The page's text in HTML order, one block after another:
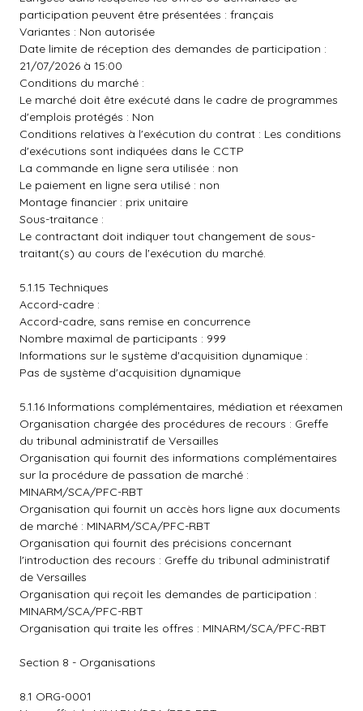
participation peuvent être présentées : français
Variantes : Non autorisée
Date limite de réception des demandes de participation :
21/07/2026 à 15:00
Conditions du marché :
Le marché doit être exécuté dans le cadre de programmes
d'emplois protégés : Non
Conditions relatives à l'exécution du contrat : Les conditions
d'exécutions sont indiquées dans le CCTP
La commande en ligne sera utilisée : non
Le paiement en ligne sera utilisé : non
Montage financier : prix unitaire
Sous-traitance :
Le contractant doit indiquer tout changement de sous-
traitant(s) au cours de l'exécution du marché.
5.1.15 Techniques
Accord-cadre :
Accord-cadre, sans remise en concurrence
Nombre maximal de participants : 999
Informations sur le système d'acquisition dynamique :
Pas de système d'acquisition dynamique
5.1.16 Informations complémentaires, médiation et réexamen
Organisation chargée des procédures de recours : Greffe
du tribunal administratif de Versailles
Organisation qui fournit des informations complémentaires
sur la procédure de passation de marché :
MINARM/SCA/PFC-RBT
Organisation qui fournit un accès hors ligne aux documents
de marché : MINARM/SCA/PFC-RBT
Organisation qui fournit des précisions concernant
l'introduction des recours : Greffe du tribunal administratif
de Versailles
Organisation qui reçoit les demandes de participation :
MINARM/SCA/PFC-RBT
Organisation qui traite les offres : MINARM/SCA/PFC-RBT
Section 8 - Organisations
8.1 ORG-0001